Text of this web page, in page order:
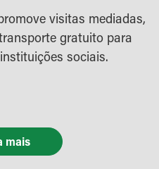
visitas mediadas,
gratuito para
sociais.
mais